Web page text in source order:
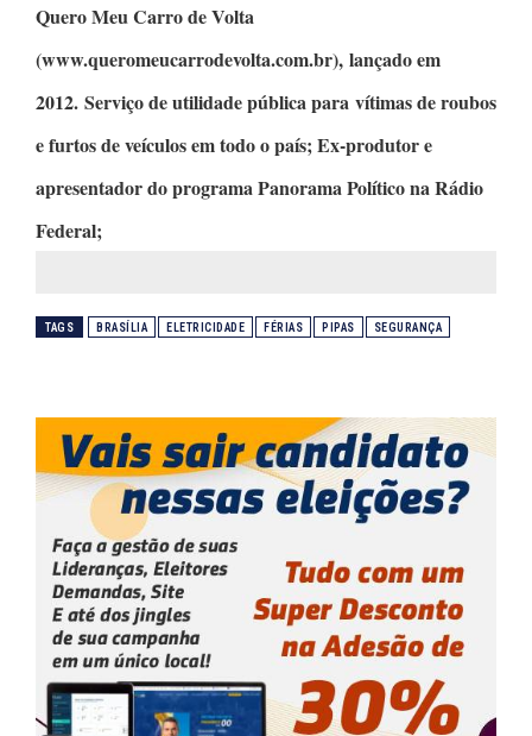
Quero Meu Carro de Volta
(www.queromeucarrodevolta.com.br), lançado em
2012. Serviço de utilidade pública para vítimas de roubos
e furtos de veículos em todo o país; Ex-produtor e
apresentador do programaPanorama Políticona Rádio
Federal;
TAGS BRASÍLIA ELETRICIDADE FÉRIAS PIPAS SEGURANÇA